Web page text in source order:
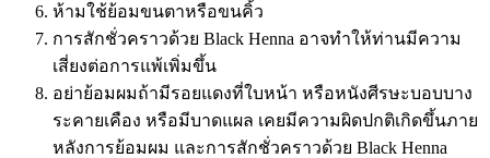
ห้ามใช้ย้อมขนตาหรือขนคิ้ว
การสักชั่วคราวด้วย Black Henna อาจทำให้ท่านมีความ
เสี่ยงต่อการแพ้เพิ่มขึ้น
อย่าย้อมผมถ้ามีรอยแดงที่ใบหน้า หรือหนังศีรษะบอบบาง
ระคายเคือง หรือมีบาดแผล เคยมีความผิดปกติเกิดขึ้นภาย
หลังการย้อมผม และการสักชั่วคราวด้วย Black Henna